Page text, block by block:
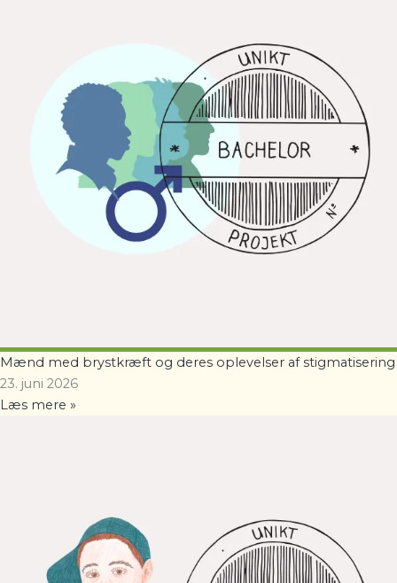
Mænd med brystkræft og deres oplevelser af stigmatisering
23. juni 2026
Læs mere »